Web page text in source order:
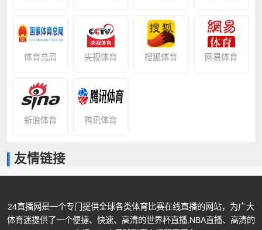
体育总局 央视体育 搜狐体育 网易体育
新浪体育 腾讯体育
友情链接
24直播网是一个专门提供全球各类体育比赛在线直播的网站，为广大
体育迷提供了一个便捷、快速、高清的世界杯直播,NBA直播、高清的